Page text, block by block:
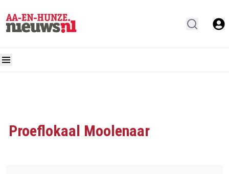
Proeflokaal Moolenaar